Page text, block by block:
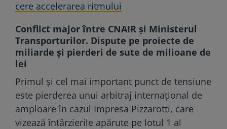
cere accelerarea ritmului
Conflict major între CNAIR și Ministerul
Transporturilor. Dispute pe proiecte de
miliarde și pierderi de sute de milioane de
lei
Primul și cel mai important punct de tensiune
este pierderea unui arbitraj internațional de
amploare în cazul Impresa Pizzarotti, care
vizează întârzierile apărute pe lotul 1 al